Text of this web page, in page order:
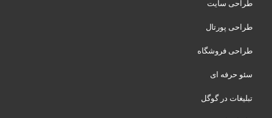
طراحی سایت
طراحی پورتال
طراحی فروشگاه
سئو حرفه ای
تبلیغات در گوگل